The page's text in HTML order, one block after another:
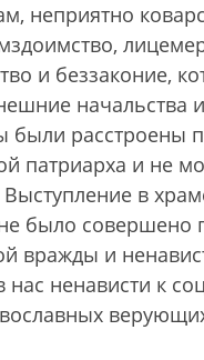
неприятно
и беззаконие,
начальства
были расстроены
патриарха и не
Выступление в
было совершено
вражды и
нас ненависти к